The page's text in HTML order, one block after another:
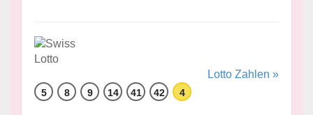
Lotto Zahlen »
5 8 9 14 41 42 4